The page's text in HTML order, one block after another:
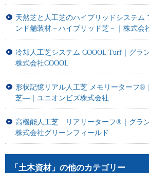
天然芝と人工芝のハイブリッドシステム
ンド舗装材－ハイブリッド芝－｜株式会
冷却人工芝システム COOOL Turf｜グラ
株式会社COOOL
形状記憶リアル人工芝 メモリーターフ
芝―｜ユニオンビズ株式会社
高機能人工芝 リアリーターフ®｜グラン
株式会社グリーンフィールド
「土木資材」の他のカテゴリー